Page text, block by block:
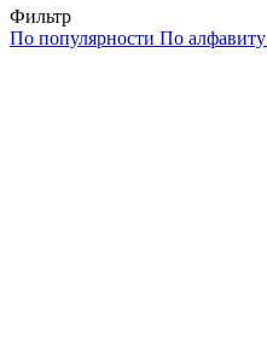
Фильтр
По популярности По алфавиту